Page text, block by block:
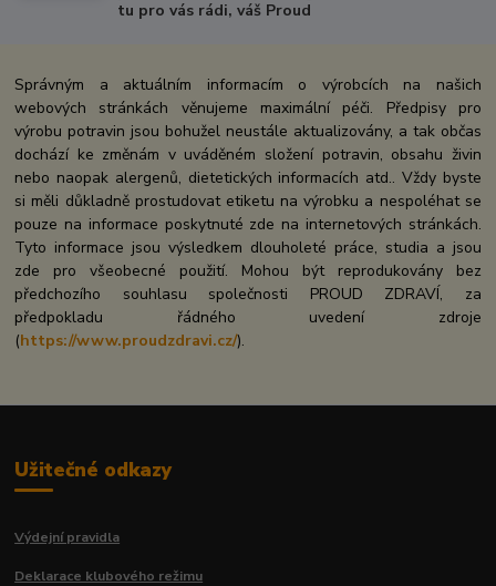
tu pro vás rádi, váš Proud
Správným a aktuálním informacím o výrobcích na našich
webových stránkách věnujeme maximální péči. Předpisy pro
výrobu potravin jsou bohužel neustále aktualizovány, a tak občas
dochází ke změnám v uváděném složení potravin, obsahu živin
nebo naopak alergenů, dietetických informacích atd.. Vždy byste
si měli důkladně prostudovat etiketu na výrobku a nespoléhat se
pouze na informace poskytnuté zde na internetových stránkách.
Tyto informace jsou výsledkem dlouholeté práce, studia a jsou
zde pro všeobecné použití. Mohou být reprodukovány bez
předchozího souhlasu společnosti PROUD ZDRAVÍ, za
předpokladu řádného uvedení zdroje
(https://www.proudzdravi.cz/).
Užitečné odkazy
Výdejní pravidla
Deklarace klubového režimu